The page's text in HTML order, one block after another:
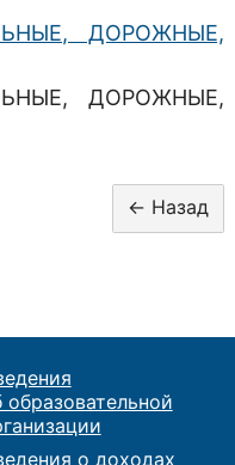
ДОРОЖНЫЕ,
ДОРОЖНЫЕ,
образовательной
о доходах